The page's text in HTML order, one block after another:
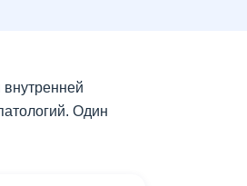
Один